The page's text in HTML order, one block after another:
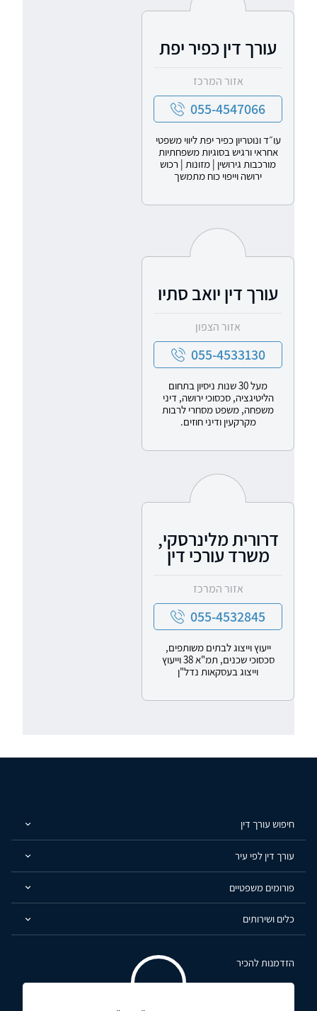
עורך דין כפיר יפת
אזור המרכז
055-4547066
עו״ד ונוטריון כפיר יפת ליווי משפטי
אחראי ורגיש בסוגיות משפחתיות
מורכבות גירושין | מזונות | רכוש
ירושה וייפוי כוח מתמשך
עורך דין יואב סתיו
אזור הצפון
055-4533130
מעל 30 שנות ניסיון בתחום
הליטיגציה, סכסוכי ירושה, דיני
משפחה, משפט מסחרי לרבות
מקרקעין ודיני חוזים.
דרורית מלינרסקי,
משרד עורכי דין
אזור המרכז
055-4532845
ייעוץ וייצוג לבתים משותפים,
סכסוכי שכנים, תמ"א 38 וייעוץ
וייצוג בעסקאות נדל"ן
חיפוש עורך דין
עורך דין לפי עיר
פורומים משפטיים
כלים ושירותים
הזדמנות להכיר